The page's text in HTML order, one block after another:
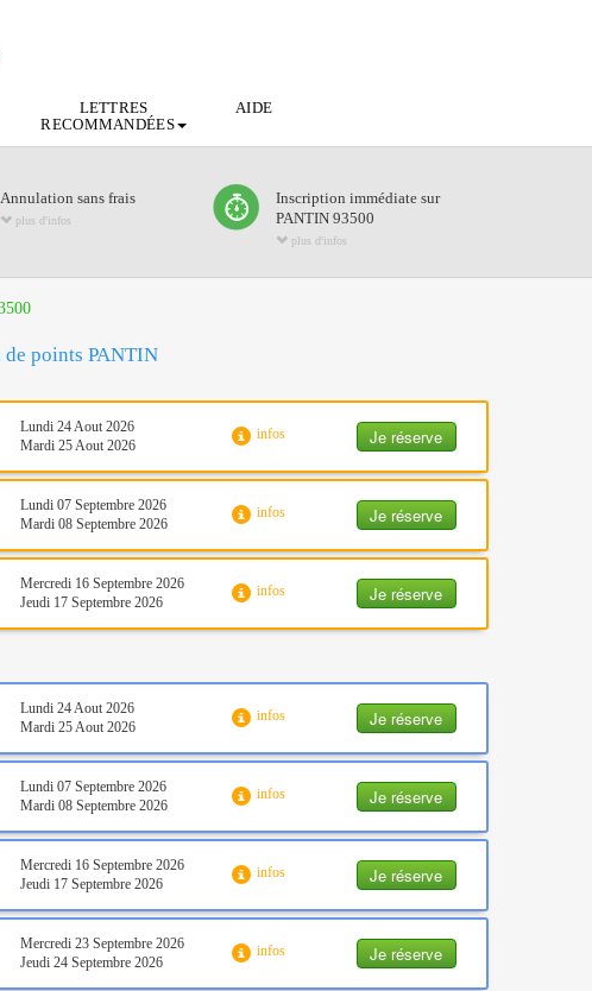
LETTRES
RECOMMANDÉES
AIDE
Annulation sans frais
plus d'infos
Inscription immédiate sur
PANTIN 93500
plus d'infos
de points PANTIN
Je réserve
Lundi 24 Aout 2026
Mardi 25 Aout 2026
infos
Je réserve
Lundi 07 Septembre 2026
Mardi 08 Septembre 2026
infos
Je réserve
Mercredi 16 Septembre 2026
Jeudi 17 Septembre 2026
infos
Je réserve
Lundi 24 Aout 2026
Mardi 25 Aout 2026
infos
Je réserve
Lundi 07 Septembre 2026
Mardi 08 Septembre 2026
infos
Je réserve
Mercredi 16 Septembre 2026
Jeudi 17 Septembre 2026
infos
Je réserve
Mercredi 23 Septembre 2026
Jeudi 24 Septembre 2026
infos